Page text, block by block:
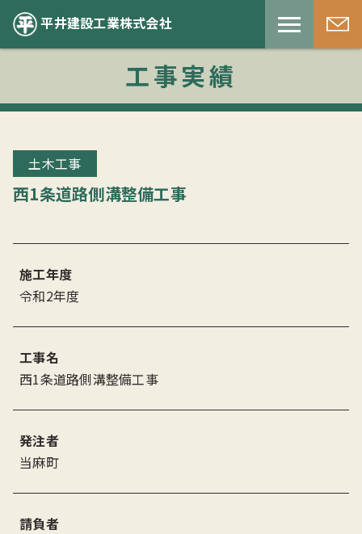
工事実績
平井建設工業株式会社
土木工事
西1条道路側溝整備工事
施工年度
令和2年度
工事名
西1条道路側溝整備工事
発注者
当麻町
請負者